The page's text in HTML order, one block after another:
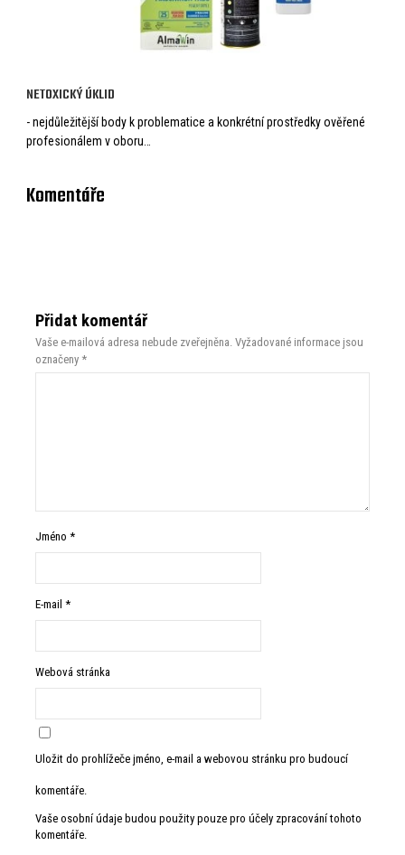
NETOXICKÝ ÚKLID
- nejdůležitější body k problematice a konkrétní prostředky ověřené
profesionálem v oboru…
Komentáře
Přidat komentář
Vaše e-mailová adresa nebude zveřejněna. Vyžadované informace jsou
označeny *
Jméno*
E-mail*
Webová stránka
Uložit do prohlížeče jméno, e-mail a webovou stránku pro budoucí
komentáře.
Vaše osobní údaje budou použity pouze pro účely zpracování tohoto
komentáře.